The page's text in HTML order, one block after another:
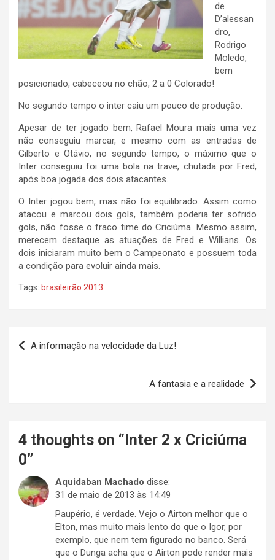
de
D’alessan
dro,
Rodrigo
Moledo,
bem
posicionado, cabeceou no chão, 2 a 0 Colorado!
No segundo tempo o inter caiu um pouco de produção.
Apesar de ter jogado bem, Rafael Moura mais uma vez
não conseguiu marcar, e mesmo com as entradas de
Gilberto e Otávio, no segundo tempo, o máximo que o
Inter conseguiu foi uma bola na trave, chutada por Fred,
após boa jogada dos dois atacantes.
O Inter jogou bem, mas não foi equilibrado. Assim como
atacou e marcou dois gols, também poderia ter sofrido
gols, não fosse o fraco time do Criciúma. Mesmo assim,
merecem destaque as atuações de Fred e Willians. Os
dois iniciaram muito bem o Campeonato e possuem toda
a condição para evoluir ainda mais.
Tags: brasileirão 2013
Navegação
de
A informação na velocidade da Luz!
A fantasia e a realidade
4 thoughts on “ Inter 2 x Criciúma
0”
Aquidaban Machado disse:
31 de maio de 2013 às 14:49
Paupério, é verdade. Vejo o Airton melhor que o
Elton, mas muito mais lento do que o Igor, por
exemplo, que nem tem figurado no banco. Será
que o Dunga acha que o Airton pode render mais